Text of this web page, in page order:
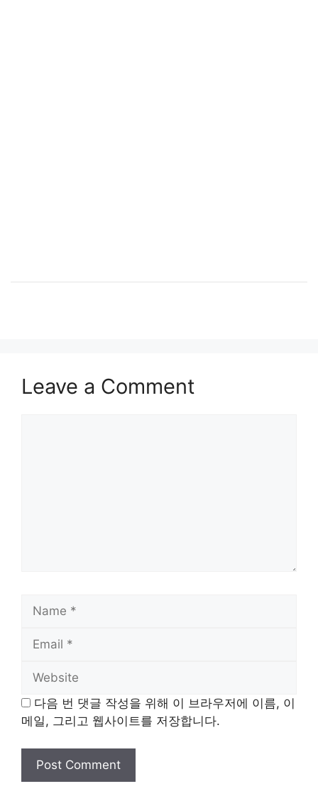
Leave a Comment
Name
Email
Website
다음 번 댓글 작성을 위해 이 브라우저에 이름, 이
메일, 그리고 웹사이트를 저장합니다.